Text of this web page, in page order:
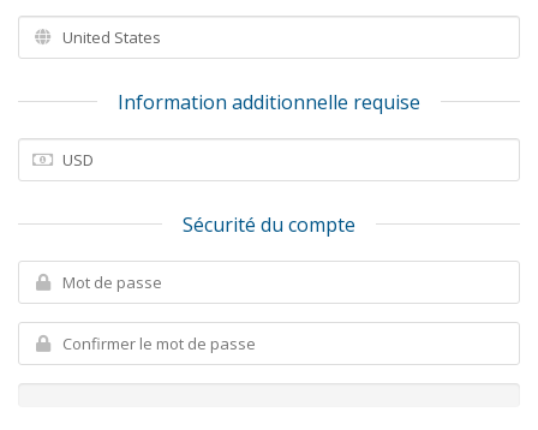
Information additionnelle requise
Sécurité du compte